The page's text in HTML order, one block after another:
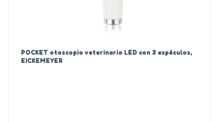
POCKET otoscopio veterinario LED con 3 espéculos,
EICKEMEYER